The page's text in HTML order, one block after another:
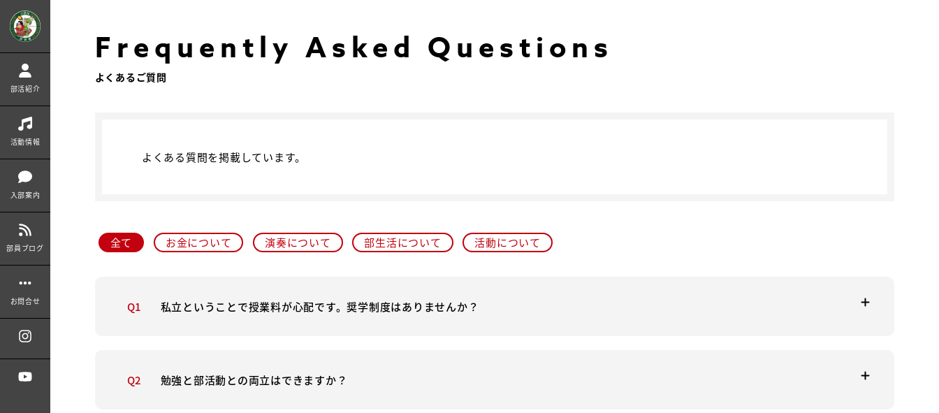
部活紹介
活動情報
入部案内
部員ブログ
お問合せ
Frequently Asked Questions
よくあるご質問
よくある質問を掲載しています。
全て お金について 演奏について 部生活について 活動について
Q1 私立ということで授業料が心配です。奨学制度はありませんか？
Q2 勉強と部活動との両立はできますか？